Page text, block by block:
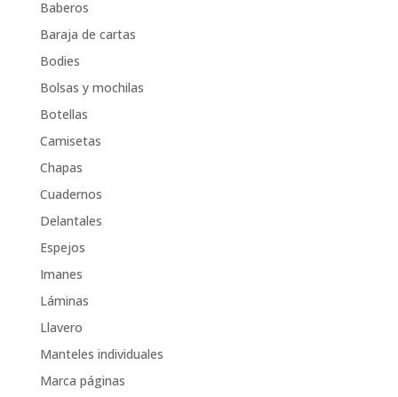
Baberos
Baraja de cartas
Bodies
Bolsas y mochilas
Botellas
Camisetas
Chapas
Cuadernos
Delantales
Espejos
Imanes
Láminas
Llavero
Manteles individuales
Marca páginas